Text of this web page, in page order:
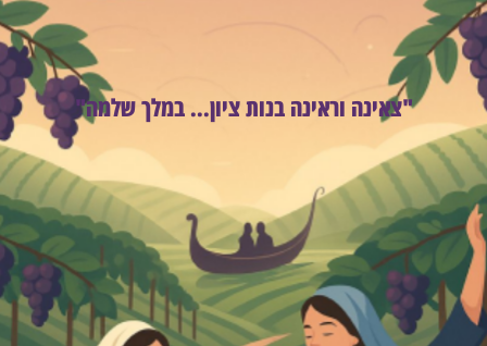
"צאינה וראינה בנות ציון... במלך שלמה"